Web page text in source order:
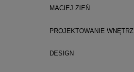
MACIEJ ZIEŃ
PROJEKTOWANIE WNĘTRZ
DESIGN